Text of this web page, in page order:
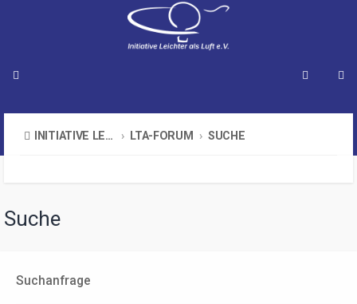
INITIATIVE LEICHTER ALS LUFT E.V. LTA-FORUM SUCHE
Suche
Suchanfrage